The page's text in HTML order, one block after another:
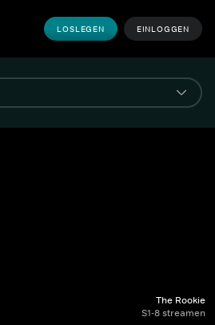
LOSLEGEN EINLOGGEN
The Rookie
S1-8 streamen